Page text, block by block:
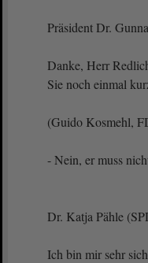
Präsident Dr.
Danke, Herr
Sie noch einmal
(Guido Kosmehl,
- Nein, er muss
Dr. Katja Pähle
Ich bin mir sehr